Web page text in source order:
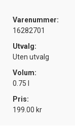
Varenummer:
16282701
Utvalg:
Uten utvalg
Volum:
0.75 l
Pris:
199.00 kr